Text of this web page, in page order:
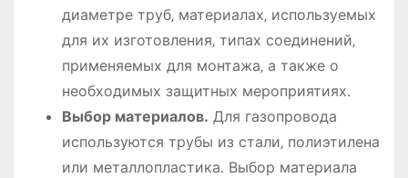
диаметре труб‚ материалах‚ используемых
для их изготовления‚ типах соединений‚
применяемых для монтажа‚ а также о
необходимых защитных мероприятиях․
Выбор материалов․ Для газопровода
используются трубы из стали‚ полиэтилена
или металлопластика․ Выбор материала